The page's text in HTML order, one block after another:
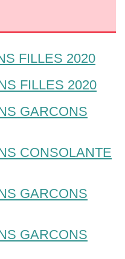
FILLES 2020
FILLES 2020
GARCONS
CONSOLANTE
GARCONS
GARCONS